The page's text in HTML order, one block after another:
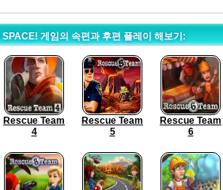
게임의 속편과 후편 플레이 해보기:
Rescue Team
4
Rescue Team
5
Rescue Team
6